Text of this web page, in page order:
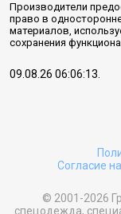
Производители
право в
материалов,
сохранения
09.08.26 06:06:13.
Согласие
© 2001-2026
спецодежда,